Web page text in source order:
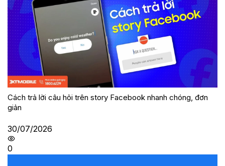
Cách trả lời câu hỏi trên story Facebook nhanh chóng, đơn
giản
30/07/2026
0